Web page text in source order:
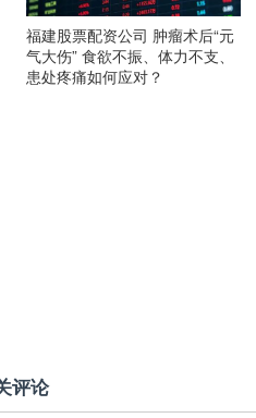
福建股票配资公司 肿瘤术后“元
气大伤” 食欲不振、体力不支、
患处疼痛如何应对？
评论